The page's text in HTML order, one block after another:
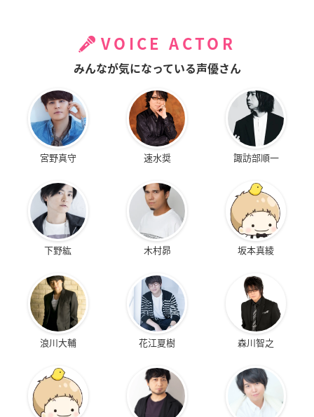
VOICE ACTOR
みんなが気になっている声優さん
宮野真守 速水奨 諏訪部順一
下野紘 木村昴 坂本真綾
浪川大輔 花江夏樹 森川智之